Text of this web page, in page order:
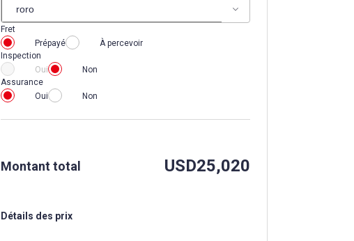
Fret
Prépayé
À percevoir
Inspection
Oui
Non
Assurance
Oui
Non
Montant total USD25,020
Détails des prix